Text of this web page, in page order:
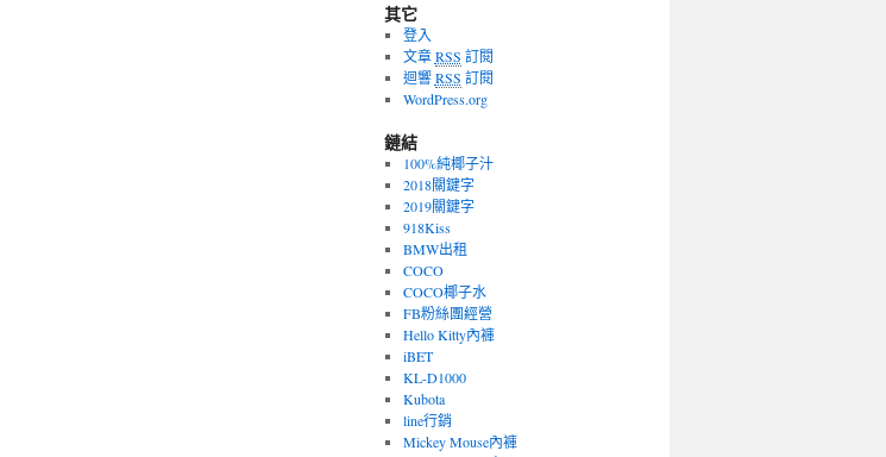
其它
登入
文章RSS 訂閱
迴響RSS 訂閱
WordPress.org
鏈結
100%純椰子汁
2018關鍵字
2019關鍵字
918Kiss
BMW出租
COCO
COCO椰子水
FB粉絲團經營
Hello Kitty內褲
iBET
KL-D1000
Kubota
line行銷
Mickey Mouse內褲